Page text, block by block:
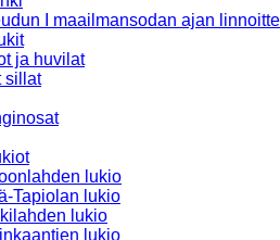
I maailmansodan ajan
ja huvilat
sillat
lukio
Tapiolan lukio
lukio
lukio